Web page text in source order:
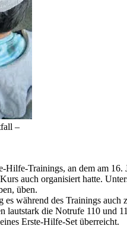
–
Hilfe-Trainings, an dem am
auch organisiert hatte.
üben.
es während des Trainings
lautstark die Notrufe 110 und
Erste-Hilfe-Set überreicht.